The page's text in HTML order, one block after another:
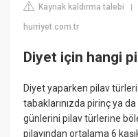
Kaynak kaldırma talebi
hurriyet.com.tr
Diyet için hangi
Diyet yaparken pilav
tabaklarınızda pirinç ya
günlerini pilav türlerine
pilavından ortalama 6